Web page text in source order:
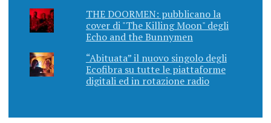
THE DOORMEN: pubblicano la
cover di "The Killing Moon" degli
Echo and the Bunnymen
“Abituata” il nuovo singolo degli
Ecofibra su tutte le piattaforme
digitali ed in rotazione radio